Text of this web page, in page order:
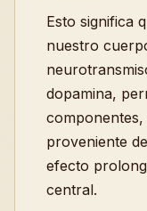
Esto significa
nuestro
dopamina,
proveniente
efecto
central.